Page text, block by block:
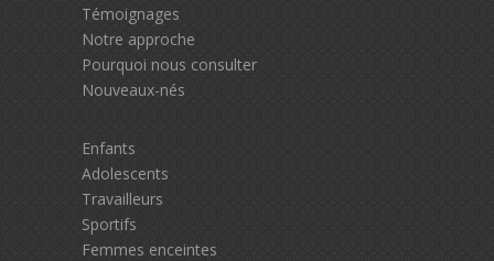
Témoignages
Notre approche
Pourquoi nous consulter
Nouveaux-nés
Enfants
Adolescents
Travailleurs
Sportifs
Femmes enceintes